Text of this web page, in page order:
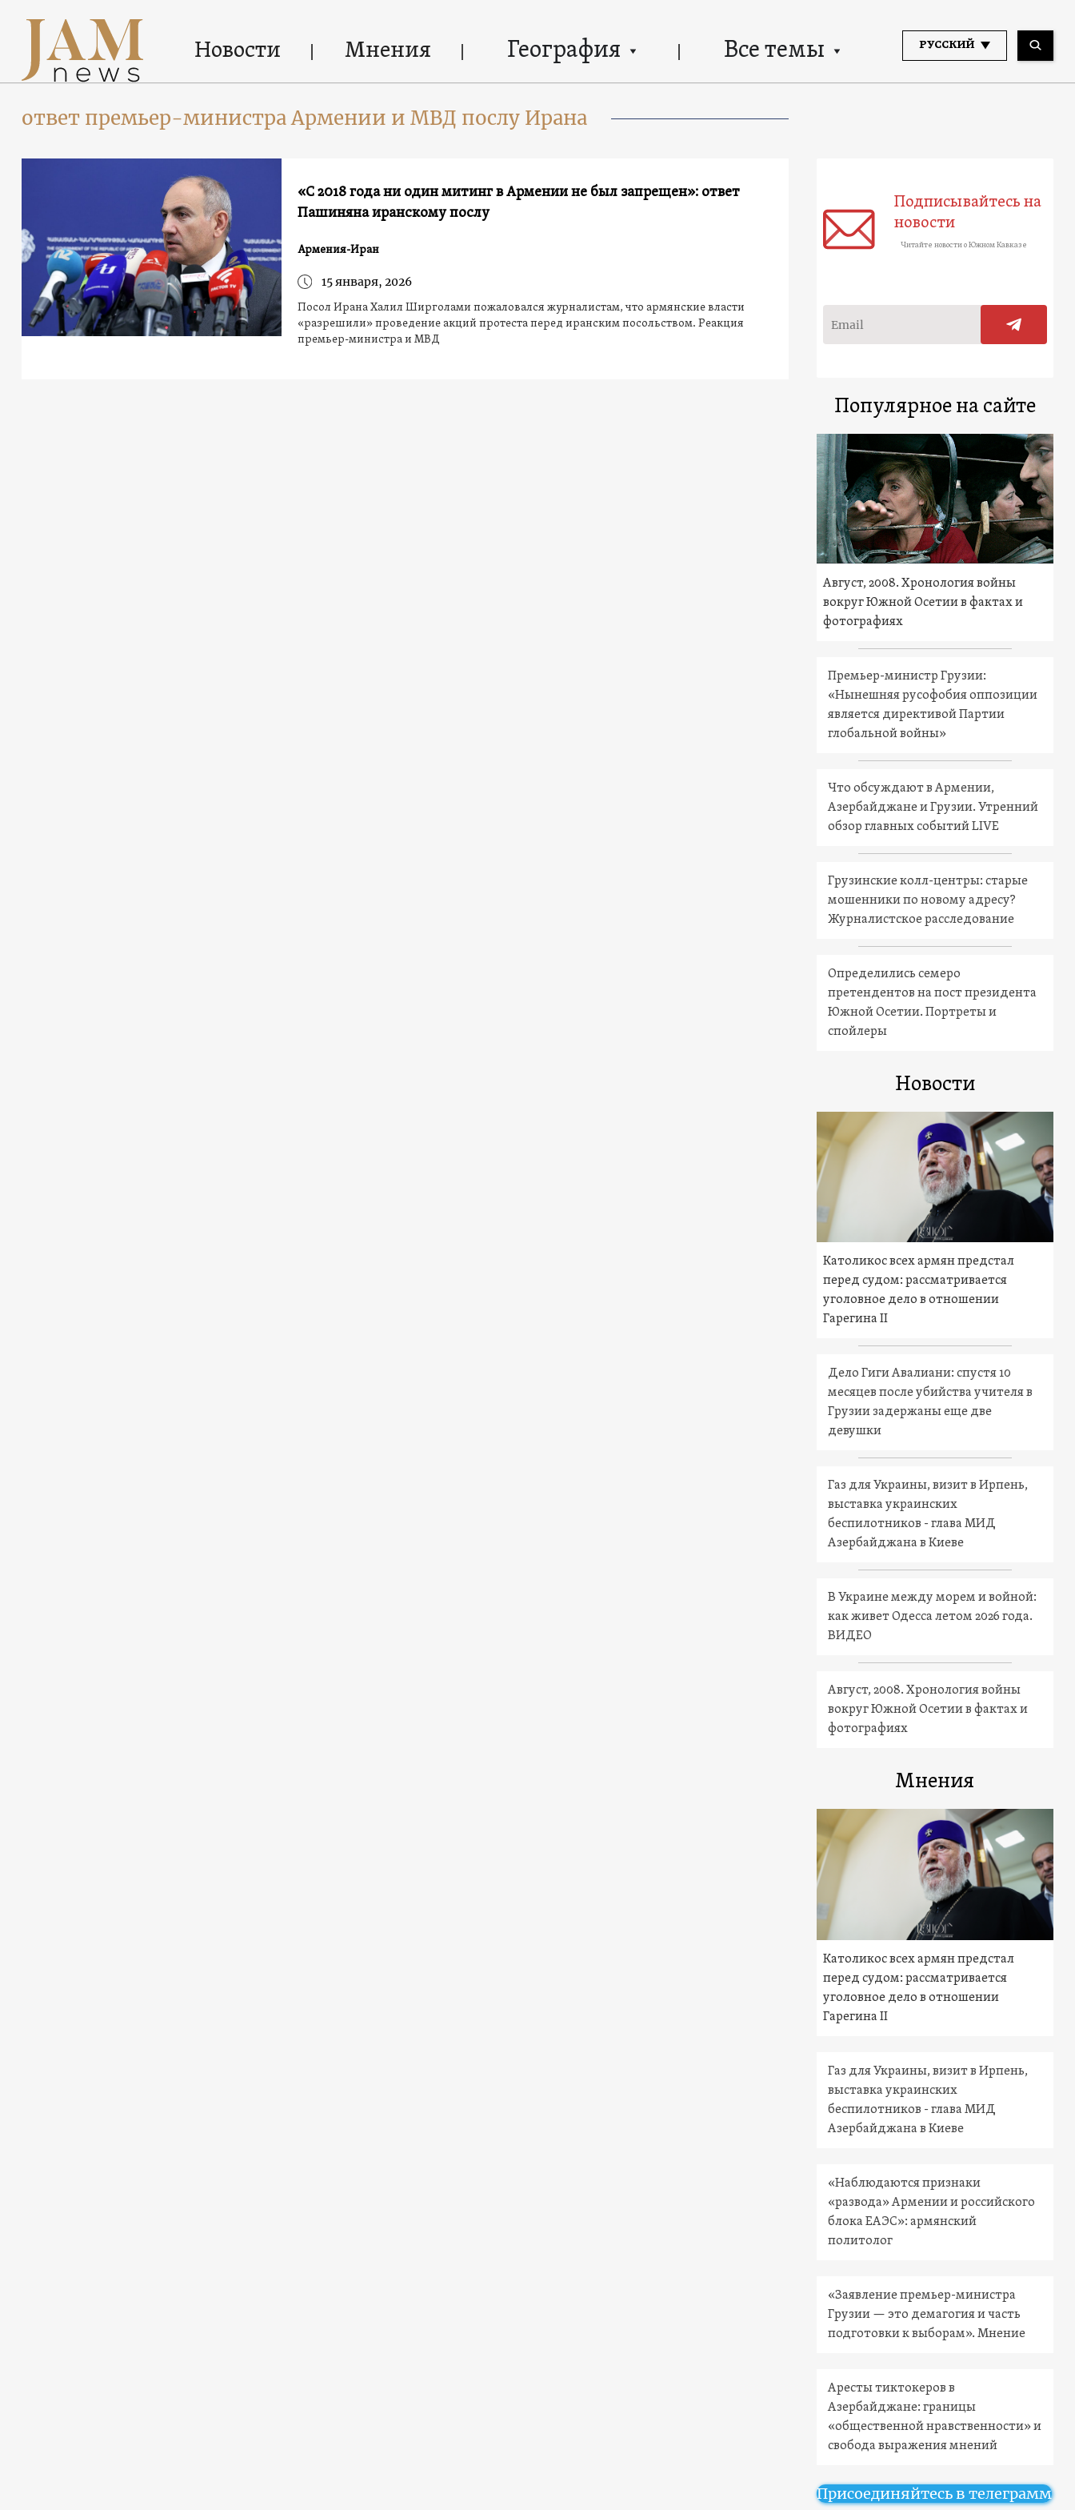
Новости Мнения География Все темы РУССКИЙ
ответ премьер-министра Армении и МВД послу Ирана
«С 2018 года ни один митинг в Армении не был запрещен»: ответ
Пашиняна иранскому послу
Армения-Иран
15 января, 2026
Посол Ирана Халил Ширголами пожаловался журналистам, что армянские власти
«разрешили» проведение акций протеста перед иранским посольством. Реакция
премьер-министра и МВД
Подписывайтесь на
новости
Читайте новости о Южном Кавказе
Популярное на сайте
Август, 2008. Хронология войны
вокруг Южной Осетии в фактах и
фотографиях
Премьер-министр Грузии:
«Нынешняя русофобия оппозиции
является директивой Партии
глобальной войны»
Что обсуждают в Армении,
Азербайджане и Грузии. Утренний
обзор главных событий LIVE
Грузинские колл-центры: старые
мошенники по новому адресу?
Журналистское расследование
Определились семеро
претендентов на пост президента
Южной Осетии. Портреты и
спойлеры
Новости
Католикос всех армян предстал
перед судом: рассматривается
уголовное дело в отношении
Гарегина II
Дело Гиги Авалиани: спустя 10
месяцев после убийства учителя в
Грузии задержаны еще две
девушки
Газ для Украины, визит в Ирпень,
выставка украинских
беспилотников - глава МИД
Азербайджана в Киеве
В Украине между морем и войной:
как живет Одесса летом 2026 года.
ВИДЕО
Август, 2008. Хронология войны
вокруг Южной Осетии в фактах и
фотографиях
Мнения
Католикос всех армян предстал
перед судом: рассматривается
уголовное дело в отношении
Гарегина II
Газ для Украины, визит в Ирпень,
выставка украинских
беспилотников - глава МИД
Азербайджана в Киеве
«Наблюдаются признаки
«развода» Армении и российского
блока ЕАЭС»: армянский
политолог
«Заявление премьер-министра
Грузии — это демагогия и часть
подготовки к выборам». Мнение
Аресты тиктокеров в
Азербайджане: границы
«общественной нравственности» и
свобода выражения мнений
Присоединяйтесь в телеграмм